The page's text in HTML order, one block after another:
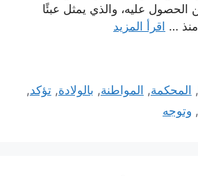
عليه، والذي يمثل عبئًا
منذ … اقرأ المزيد
, المحكمة, المواطنة, بالولادة,تؤكد,
, وتوجه